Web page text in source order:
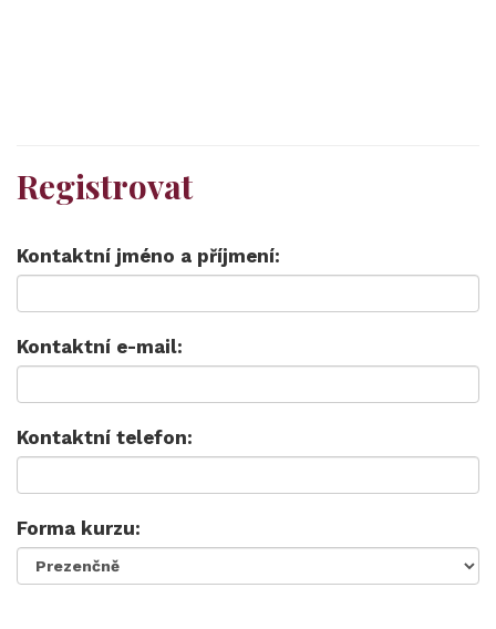
Registrovat
Kontaktní jméno a příjmení:
Kontaktní e-mail:
Kontaktní telefon:
Forma kurzu: